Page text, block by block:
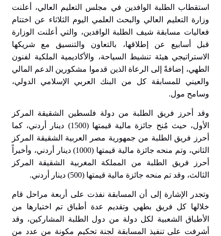
استقطاب الطلبة الوافدين في مجلس التعليم العالي، أعلنت
وزارة التعليم العالي والبحث العلمي اليوم الثلاثاء عن اختتام
فعاليات مسابقة شيف الطلبة الوافدين، والتي أعلنت الوزارة
قبل أسابيع عن إطلاقها، بالتعاون والتنسيق مع شريكها
الاستراتيجي هيئة تنشيط السياحة، والأكاديمية الملكية لفنون
الطهي، إضافةً إلى الرعاة الذين قدموا مشكورين الدعم المالي
والعيني للمسابقة كل من البنك العربي الإسلامي الدولي،
وسامح مول.
وقد أحرز فريق الطلبة من دولة فلسطين الشقيقة المركز
الأول، حيث مُنح جائزة مالية قيمتها (1500) دينار أردني، كما
أحرز فريق الطلبة من جمهورية مصر العربية الشقيقة المركز
الثاني، وتم منحه جائزة مالية قيمتها (1000) دينار أردني، وأخيراً
أحرز فريق الطلبة من المملكة المغربية الشقيقة المركز
الثالث، وقد تم منحه جائزة مالية قيمتها (500) دينار أردني.
وتجدر الإشارة إلى أن المسابقة نفذت على أربعة مراحل قام
خلالها كل فريق بطهي وتقديم عدة أطباق تم اختيارها من
الأطباق الشعبية لكل دولة من دول الطلبة المشاركين، وقد
أشرفت على تنفيذ المسابقة لجنة تحكيم مكونة من عدد من